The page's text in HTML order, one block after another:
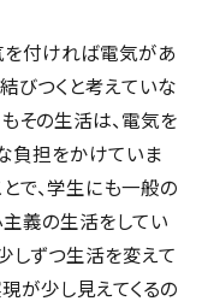
を付ければ電気があ
びつくと考えていな
その生活は、電気を
負担をかけていま
で、学生にも一般の
義の生活をしてい
しずつ生活を変えて
が少し見えてくるの